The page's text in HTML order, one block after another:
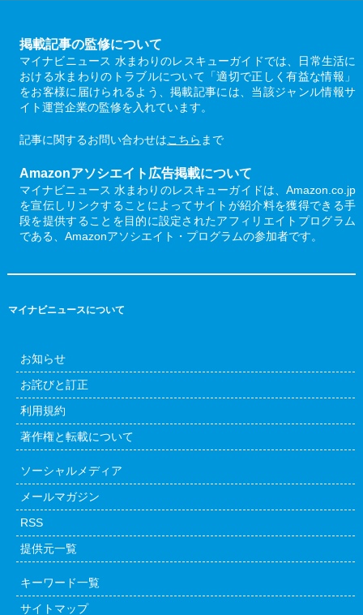
掲載記事の監修について
マイナビニュース 水まわりのレスキューガイドでは、日常生活に
おける水まわりのトラブルについて「適切で正しく有益な情報」
をお客様に届けられるよう、掲載記事には、当該ジャンル情報サ
イト運営企業の監修を入れています。
記事に関するお問い合わせはこちら まで
Amazonアソシエイト広告掲載について
マイナビニュース 水まわりのレスキューガイドは、Amazon.co.jp
を宣伝しリンクすることによってサイトが紹介料を獲得できる手
段を提供することを目的に設定されたアフィリエイトプログラム
である、Amazonアソシエイト・プログラムの参加者です。
マイナビニュースについて
お知らせ
お詫びと訂正
利用規約
著作権と転載について
ソーシャルメディア
メールマガジン
RSS
提供元一覧
キーワード一覧
サイトマップ